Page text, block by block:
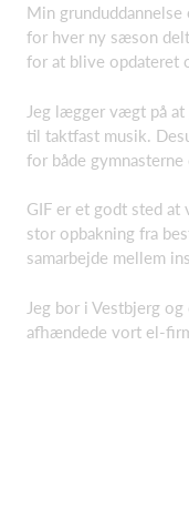
Min
for hver ny sæson
for at blive opdateret
Jeg lægger vægt på at
til taktfast musik.
for både gymnasterne
GIF er et godt sted
stor opbakning fra
samarbejde mellem
Jeg bor i Vestbjerg
afhændede vort el-